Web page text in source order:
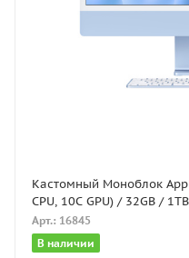
Кастомный Моноблок Apple iMac 24
CPU, 10C GPU) / 32GB /
Арт.: 16845
В наличии